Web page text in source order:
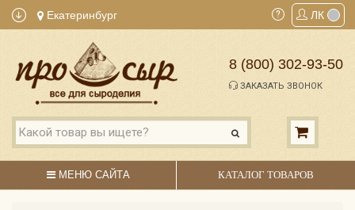
Екатеринбург ЛК
8 (800) 302-93-50
ЗАКАЗАТЬ ЗВОНОК
МЕНЮ САЙТА КАТАЛОГ ТОВАРОВ